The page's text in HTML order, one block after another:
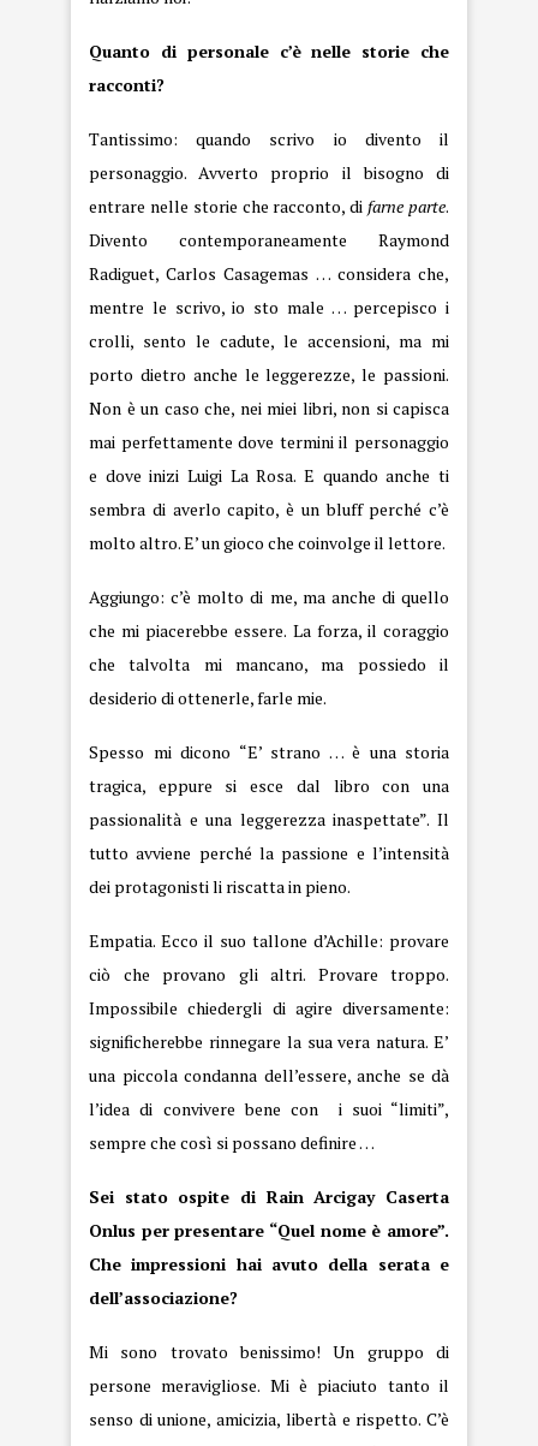
Quanto di personale c’è nelle storie che
racconti?
Tantissimo: quando scrivo io divento il
personaggio. Avverto proprio il bisogno di
entrare nelle storie che racconto, di farne parte.
Divento contemporaneamente Raymond
Radiguet, Carlos Casagemas … considera che,
mentre le scrivo, io sto male … percepisco i
crolli, sento le cadute, le accensioni, ma mi
porto dietro anche le leggerezze, le passioni.
Non è un caso che, nei miei libri, non si capisca
mai perfettamente dove termini il personaggio
e dove inizi Luigi La Rosa. E quando anche ti
sembra di averlo capito, è un bluff perché c’è
molto altro. E’ un gioco che coinvolge il lettore.
Aggiungo: c’è molto di me, ma anche di quello
che mi piacerebbe essere. La forza, il coraggio
che talvolta mi mancano, ma possiedo il
desiderio di ottenerle, farle mie.
Spesso mi dicono “E’ strano … è una storia
tragica, eppure si esce dal libro con una
passionalità e una leggerezza inaspettate”. Il
tutto avviene perché la passione e l’intensità
dei protagonisti li riscatta in pieno.
Empatia. Ecco il suo tallone d’Achille: provare
ciò che provano gli altri. Provare troppo.
Impossibile chiedergli di agire diversamente:
significherebbe rinnegare la sua vera natura. E’
una piccola condanna dell’essere, anche se dà
l’idea di convivere bene con i suoi “limiti”,
sempre che così si possano definire …
Sei stato ospite di Rain Arcigay Caserta
Onlus per presentare “Quel nome è amore”.
Che impressioni hai avuto della serata e
dell’associazione?
Mi sono trovato benissimo! Un gruppo di
persone meravigliose. Mi è piaciuto tanto il
senso di unione, amicizia, libertà e rispetto. C’è